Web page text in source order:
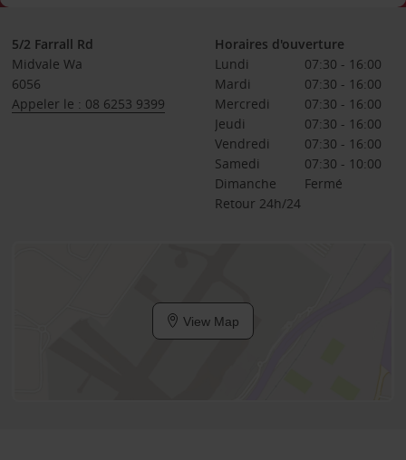
5/2 Farrall Rd
Midvale Wa
6056
Appeler le : 08 6253 9399
Horaires d'ouverture
Lundi
07:30 - 16:00
Mardi
07:30 - 16:00
Mercredi
07:30 - 16:00
Jeudi
07:30 - 16:00
Vendredi
07:30 - 16:00
Samedi
07:30 - 10:00
Dimanche
Fermé
Retour 24h/24
View Map